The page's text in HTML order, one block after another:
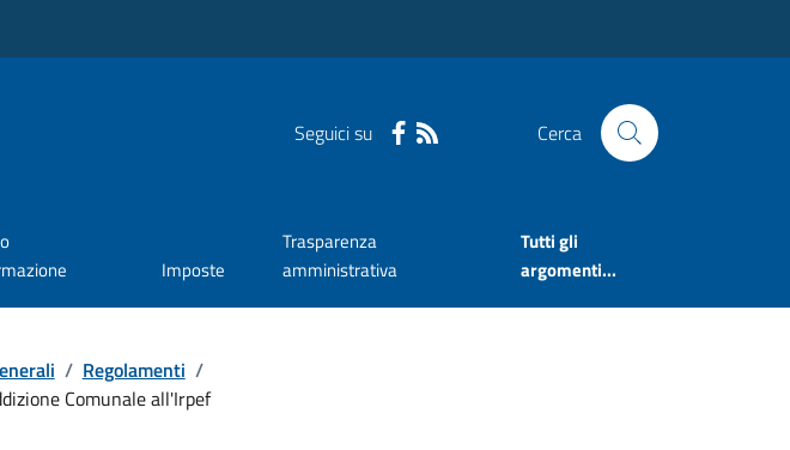
Seguici su Cerca
Imposte
Trasparenza
amministrativa
Tutti gli
argomenti...
/ Regolamenti /
Comunale all'Irpef